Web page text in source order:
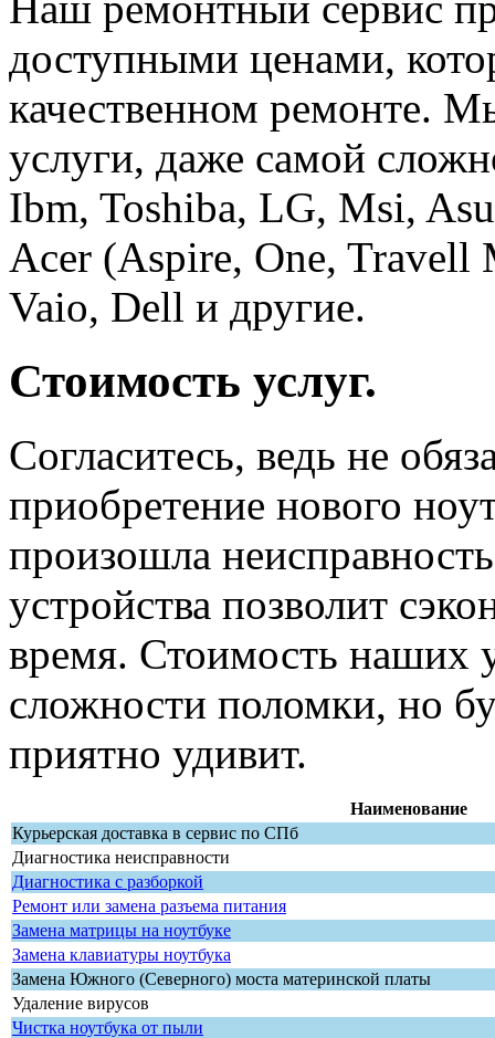
доступными ценами,
качественном ремонте.
услуги, даже самой
Ibm, Toshiba, LG, Msi,
Acer (Aspire, One, Travell
Vaio, Dell и другие.
Стоимость услуг.
Согласитесь, ведь не
приобретение нового
произошла
устройства позволит
время. Стоимость наших
сложности поломки, но
приятно удивит.
Наименование
Курьерская доставка в сервис по СПб
Диагностика неисправности
Диагностика с разборкой
Ремонт или замена разъема питания
Замена матрицы на ноутбуке
Замена клавиатуры ноутбука
Замена Южного (Северного) моста материнской платы
Удаление вирусов
Чистка ноутбука от пыли